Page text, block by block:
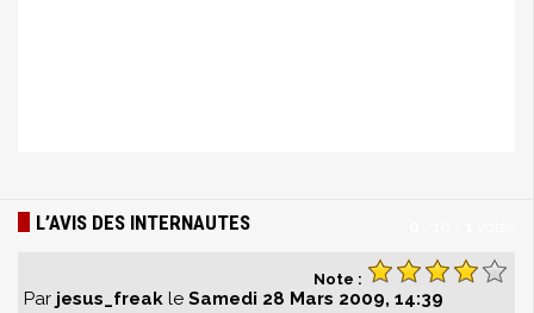
L’AVIS DES INTERNAUTES
Note :
Par jesus_freak le Samedi 28 Mars 2009, 14:39